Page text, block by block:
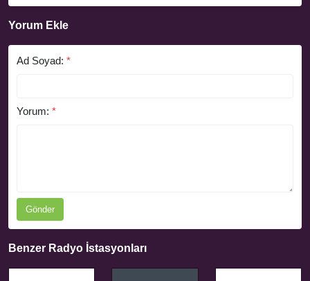
Yorum Ekle
Ad Soyad: *
Yorum: *
Gönder
Benzer Radyo İstasyonları